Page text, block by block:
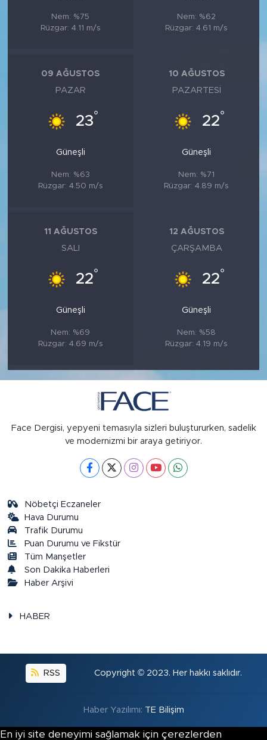
Nem: %75
Rüzgar: 4.11 m/s
Nem: %62
Rüzgar: 4.61 m/s
09 AĞUSTOS
PAZAR
23°
Güneşli
Nem: %63
Rüzgar: 4.50 m/s
10 AĞUSTOS
PAZARTESI
22°
Güneşli
Nem: %71
Rüzgar: 4.89 m/s
11 AĞUSTOS
SALI
22°
Güneşli
Nem: %69
Rüzgar: 4.69 m/s
12 AĞUSTOS
ÇARŞAMBA
22°
Güneşli
Nem: %58
Rüzgar: 4.19 m/s
Face Dergisi, yepyeni temasıyla sizleri buluştururken, sadelik
ve modernizmi bir araya getiriyor.
Nöbetçi Eczaneler
Hava Durumu
Trafik Durumu
Puan Durumu ve Fikstür
Tüm Manşetler
Son Dakika Haberleri
Haber Arşivi
HABER
RSS Copyright © 2023. Her hakkı saklıdır.
Haber Yazılımı: TE Bilişim
En iyi site deneyimi sağlamak için çerezlerden